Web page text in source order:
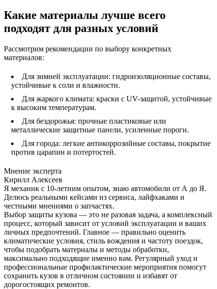
Какие материалы лучше всего
подходят для разных условий
Рассмотрим рекомендации по выбору конкретных
материалов:
Для зимней эксплуатации: гидроизоляционные составы,
устойчивые к соли и влажности.
Для жаркого климата: краски с UV-защитой, устойчивые
к высоким температурам.
Для бездорожья: прочные пластиковые или
металлические защитные панели, усиленные пороги.
Для города: легкие антикоррозийные составы, покрытие
против царапин и потертостей.
Мнение эксперта
Кирилл Алексеев
Я механик с 10-летним опытом, знаю автомобили от А до Я.
Делюсь реальными кейсами из сервиса, лайфхаками и
честными мнениями о запчастях.
Выбор защиты кузова — это не разовая задача, а комплексный
процесс, который зависит от условий эксплуатации и ваших
личных предпочтений. Главное — правильно оценить
климатические условия, стиль вождения и частоту поездок,
чтобы подобрать материалы и методы обработки,
максимально подходящие именно вам. Регулярный уход и
профессиональные профилактические мероприятия помогут
сохранить кузов в отличном состоянии и избавят от
дорогостоящих ремонтов.